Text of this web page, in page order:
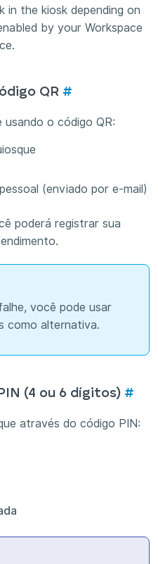
the kiosk depending on
by your Workspace
QR #
usando o código QR:
(enviado por e-mail)
poderá registrar sua
você pode usar
como alternativa.
(4 ou 6 dígitos) #
através do código PIN: